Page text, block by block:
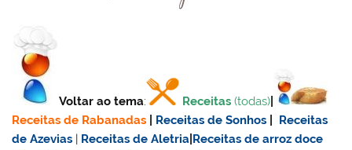
Voltar ao tema: Receitas (todas)
Receitas de Rabanadas
Receitas de Sonhos
Receitas
de Azevias
Receitas de Aletria Receitas dearroz doce